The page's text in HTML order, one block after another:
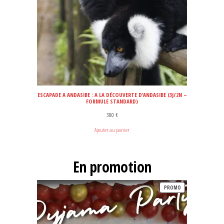
ESCAPADE A ANDASIBE : A LA DÉCOUVERTE D’ANDASIBE (3J/2N –
FORMULE STANDARD)
300 €
Ajouter au panier
En promotion
PROMOPRODUIT
EN
PROMOTION